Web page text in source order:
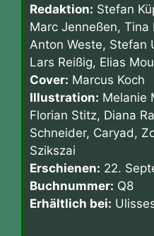
Redaktion: Stefan
Marc Jenneßen, Tina
Anton Weste, Stefan
Lars Reißig, Elias
Cover: Marcus Koch
Illustration: Melanie
Florian Stitz, Diana
Schneider, Caryad,
Szikszai
Erschienen: 22.
Buchnummer: Q8
Erhältlich bei: